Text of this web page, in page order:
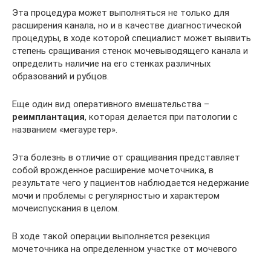
Эта процедура может выполняться не только для
расширения канала, но и в качестве диагностической
процедуры, в ходе которой специалист может выявить
степень сращивания стенок мочевыводящего канала и
определить наличие на его стенках различных
образований и рубцов.
Еще один вид оперативного вмешательства –
реимплантация, которая делается при патологии с
названием «мегауретер».
Эта болезнь в отличие от сращивания представляет
собой врожденное расширение мочеточника, в
результате чего у пациентов наблюдается недержание
мочи и проблемы с регулярностью и характером
мочеиспускания в целом.
В ходе такой операции выполняется резекция
мочеточника на определенном участке от мочевого